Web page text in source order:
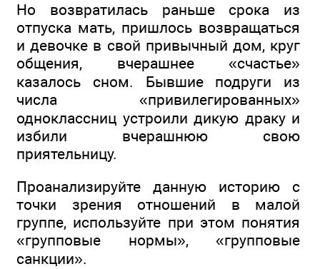
Но возвратилась раньше срока из
отпуска мать, пришлось возвращаться
и девочке в свой привычный дом, круг
общения, вчерашнее «счастье»
казалось сном. Бывшие подруги из
числа «привилегированных»
одноклассниц устроили дикую драку и
избили вчерашнюю свою
приятельницу.
Проанализируйте данную историю с
точки зрения отношений в малой
группе, используйте при этом понятия
«групповые нормы», «групповые
санкции».